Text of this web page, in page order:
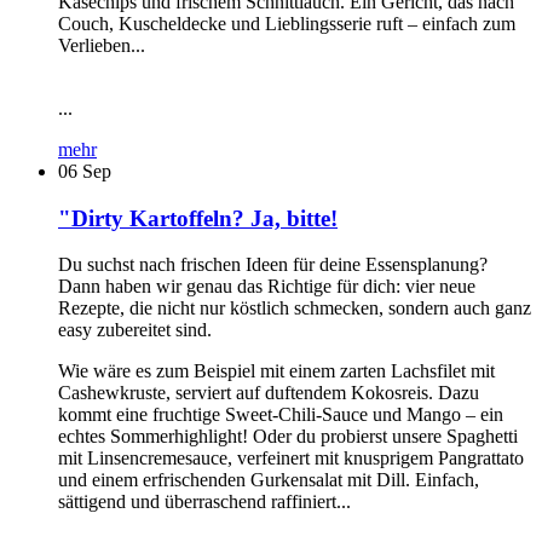
Couch, Kuscheldecke und Lieblingsserie ruft – einfach zum
Verlieben...
...
mehr
06 Sep
"Dirty Kartoffeln? Ja, bitte!
Du suchst nach frischen Ideen für deine Essensplanung?
Dann haben wir genau das Richtige für dich: vier neue
Rezepte, die nicht nur köstlich schmecken, sondern auch ganz
easy zubereitet sind.
Wie wäre es zum Beispiel mit einem zarten Lachsfilet mit
Cashewkruste, serviert auf duftendem Kokosreis. Dazu
kommt eine fruchtige Sweet-Chili-Sauce und Mango – ein
echtes Sommerhighlight! Oder du probierst unsere Spaghetti
mit Linsencremesauce, verfeinert mit knusprigem Pangrattato
und einem erfrischenden Gurkensalat mit Dill. Einfach,
sättigend und überraschend raffiniert...